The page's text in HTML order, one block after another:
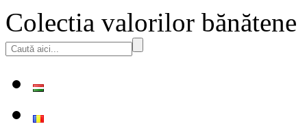
Colectia valorilor bănătene